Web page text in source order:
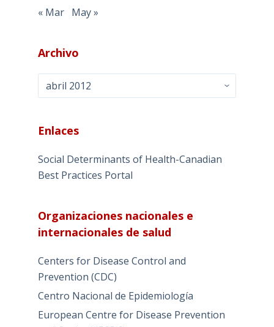
« Mar May »
Archivo
Archivo
Enlaces
Social Determinants of Health-Canadian
Best Practices Portal
Organizaciones nacionales e
internacionales de salud
Centers for Disease Control and
Prevention (CDC)
Centro Nacional de Epidemiología
European Centre for Disease Prevention